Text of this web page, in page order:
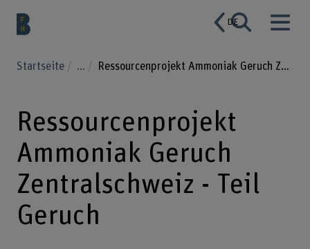
DE
Startseite ... Ressourcenprojekt Ammoniak Geruch Zentralschweiz - Teil Geruch
Ressourcenprojekt
Ammoniak Geruch
Zentralschweiz - Teil
Geruch